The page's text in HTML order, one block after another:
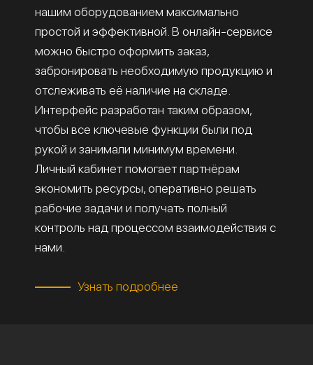
нашим оборудованием максимально
простой и эффективной. В онлайн-сервисе
можно быстро оформить заказ,
забронировать необходимую продукцию и
отслеживать её наличие на складе.
Интерфейс разработан таким образом,
чтобы все ключевые функции были под
рукой и занимали минимум времени.
Личный кабинет помогает партнёрам
экономить ресурсы, оперативно решать
рабочие задачи и получать полный
контроль над процессом взаимодействия с
нами.
Узнать подробнее